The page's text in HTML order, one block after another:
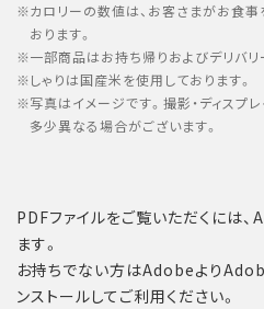
カロリーの数値は、お客さまがお食
おります。
一部商品はお持ち帰りおよびデリバリ
しゃりは国産米を使用しております。
写真はイメージです。撮影・ディスプ
多少異なる場合がございます。
PDFファイルをご覧いただくには
ます。
お持ちでない方はAdobeより
ンストールしてご利用ください。